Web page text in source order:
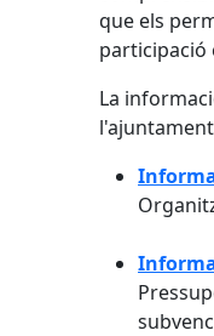
que els
participació
La